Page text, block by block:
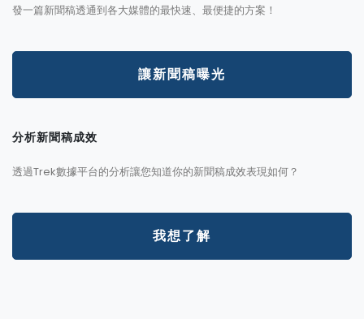
發一篇新聞稿透通到各大媒體的最快速、最便捷的方案！
讓新聞稿曝光
分析新聞稿成效
透過Trek數據平台的分析讓您知道你的新聞稿成效表現如何？
我想了解